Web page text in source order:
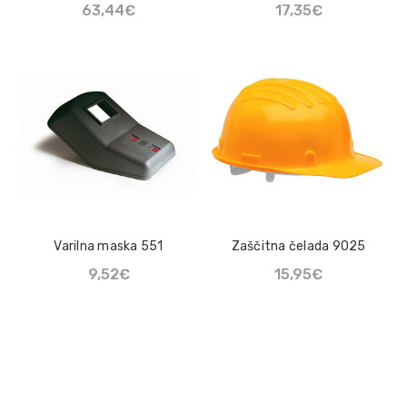
63,44€ 17,35€
Varilna maska 551
9,52€
Zaščitna čelada 9025
15,95€